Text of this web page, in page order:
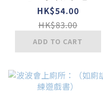
HK$54.00
HK$83.00
ADD TO CART